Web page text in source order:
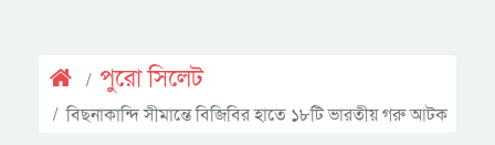
পুরাে সিলেট
বিছনাকান্দি সীমান্তে বিজিবির হাতে ১৮টি ভারতীয় গরু আটক